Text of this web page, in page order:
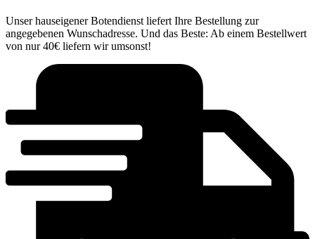
Unser hauseigener Botendienst liefert Ihre Bestellung zur
angegebenen Wunschadresse. Und das Beste: Ab einem Bestellwert
von nur 40€ liefern wir umsonst!